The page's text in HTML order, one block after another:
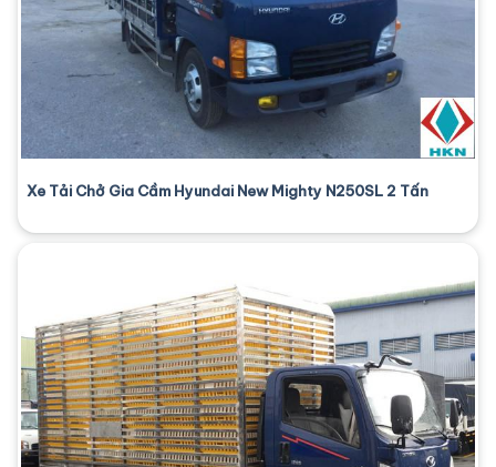
Xe Tải Chở Gia Cầm Hyundai New Mighty N250SL 2 Tấn